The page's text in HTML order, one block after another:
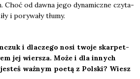
Choć od daw­na jego dyna­micz­ne czy­ta­
i pory­wa­ły tłu­my.
i dla­cze­go nosi two­je skar­pet­
jej wier­sza. Może i dla innych
waż­nym poetą z Pol­ski? Wiesz